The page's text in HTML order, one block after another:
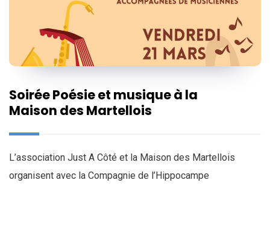
Soirée Poésie et musique à la
Maison des Martellois
L’association Just A Côté et la Maison des Martellois
organisent avec la Compagnie de l’Hippocampe